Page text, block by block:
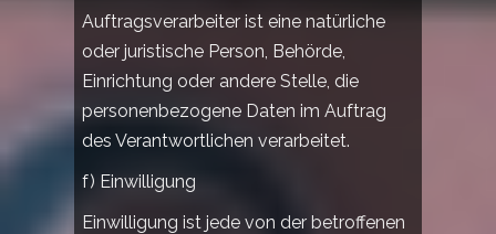
Auftragsverarbeiter ist eine natürliche
oder juristische Person, Behörde,
Einrichtung oder andere Stelle, die
personenbezogene Daten im Auftrag
des Verantwortlichen verarbeitet.
f) Einwilligung
Einwilligung ist jede von der betroffenen